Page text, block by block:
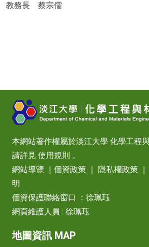
教務長 蔡宗儒
本網站著作權屬於淡江大學 化學工程
請詳見 使用規則 。
網站導覽 ｜ 個資政策 ｜ 隱私權政策 ｜
明
個資保護聯絡窗口 ：徐珮珏
網頁維護人員 : 徐珮珏
地圖資訊 MAP